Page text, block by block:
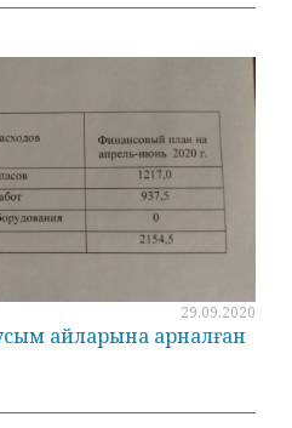
29.09.2020
айларына арналған